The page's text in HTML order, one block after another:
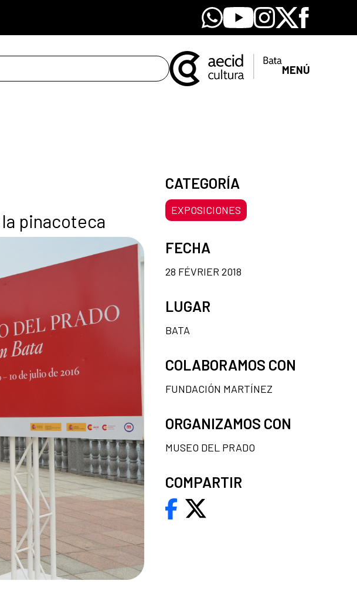
Whatsapp
YoutubeInstagram
X Facebook
MENÚ
pinacoteca
CATEGORÍA
EXPOSICIONES
FECHA
28 FÉVRIER 2018
LUGAR
BATA
COLABORAMOS CON
FUNDACIÓN MARTÍNEZ
ORGANIZAMOS CON
MUSEO DEL PRADO
COMPARTIR